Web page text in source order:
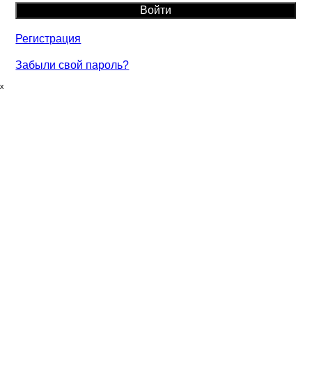
Регистрация
Забыли свой пароль?
ₓ